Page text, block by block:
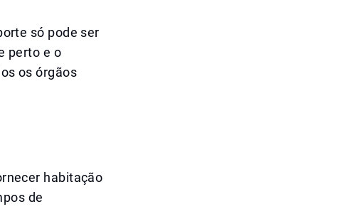
só pode ser
perto e o
os órgãos
habitação
de